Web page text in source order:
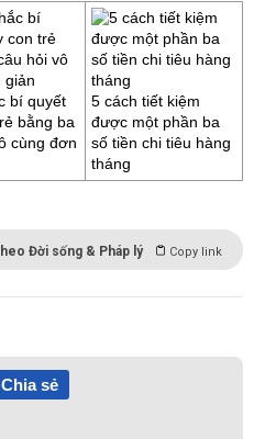
bí quyết
bằng ba
cùng đơn
5 cách tiết kiệm
được một phần ba
số tiền chi tiêu hàng
tháng
Đời sống & Pháp lý Copy link
sẻ